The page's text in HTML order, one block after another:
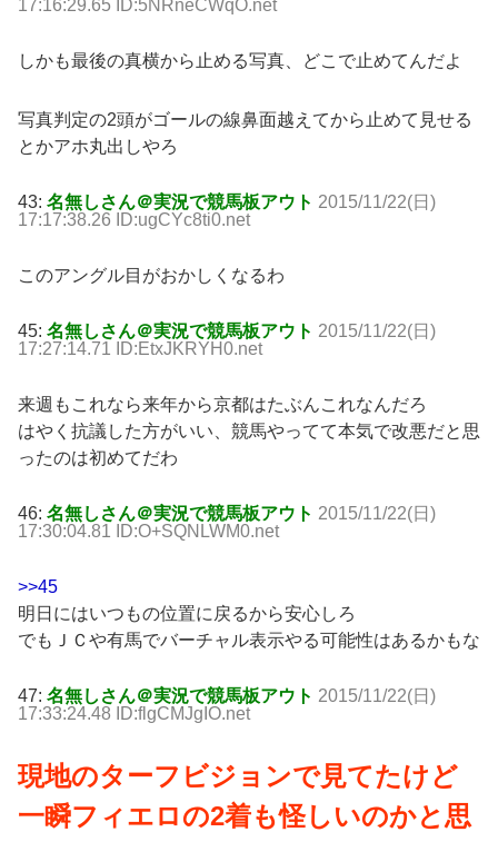
17:16:29.65 ID:5NRneCWqO.net
しかも最後の真横から止める写真、どこで止めてんだよ
写真判定の2頭がゴールの線鼻面越えてから止めて見せる
とかアホ丸出しやろ
43: 名無しさん＠実況で競馬板アウト 2015/11/22(日)
17:17:38.26 ID:ugCYc8ti0.net
このアングル目がおかしくなるわ
45: 名無しさん＠実況で競馬板アウト 2015/11/22(日)
17:27:14.71 ID:EtxJKRYH0.net
来週もこれなら来年から京都はたぶんこれなんだろ
はやく抗議した方がいい、競馬やってて本気で改悪だと思
ったのは初めてだわ
46: 名無しさん＠実況で競馬板アウト 2015/11/22(日)
17:30:04.81 ID:O+SQNLWM0.net
>>45
明日にはいつもの位置に戻るから安心しろ
でもＪＣや有馬でバーチャル表示やる可能性はあるかもな
47: 名無しさん＠実況で競馬板アウト 2015/11/22(日)
17:33:24.48 ID:flgCMJgIO.net
現地のターフビジョンで見てたけど
一瞬フィエロの2着も怪しいのかと思